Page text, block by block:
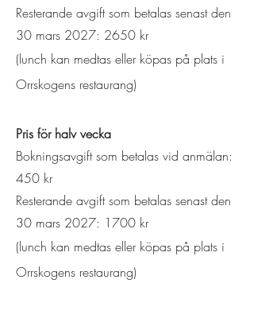
Resterande avgift som betalas senast den
30 mars 2027: 2650 kr​
(lunch kan medtas eller köpas på plats i
Orrskogens restaurang)
Pris för halv vecka ​
Bokningsavgift som betalas vid anmälan:
450 kr
Resterande avgift som betalas senast den
30 mars 2027: 1700 kr​
(lunch kan medtas eller köpas på plats i
Orrskogens restaurang)